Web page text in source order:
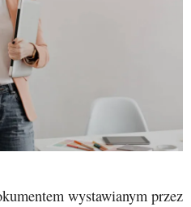
wystawianym przez